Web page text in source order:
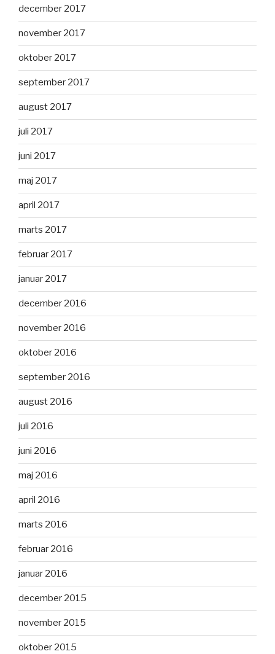
december 2017
november 2017
oktober 2017
september 2017
august 2017
juli 2017
juni 2017
maj 2017
april 2017
marts 2017
februar 2017
januar 2017
december 2016
november 2016
oktober 2016
september 2016
august 2016
juli 2016
juni 2016
maj 2016
april 2016
marts 2016
februar 2016
januar 2016
december 2015
november 2015
oktober 2015